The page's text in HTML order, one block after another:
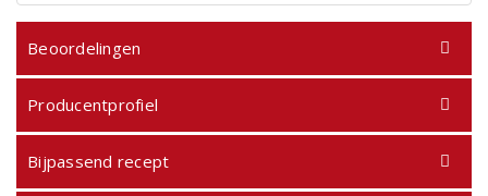
Beoordelingen
Producentprofiel
Bijpassend recept